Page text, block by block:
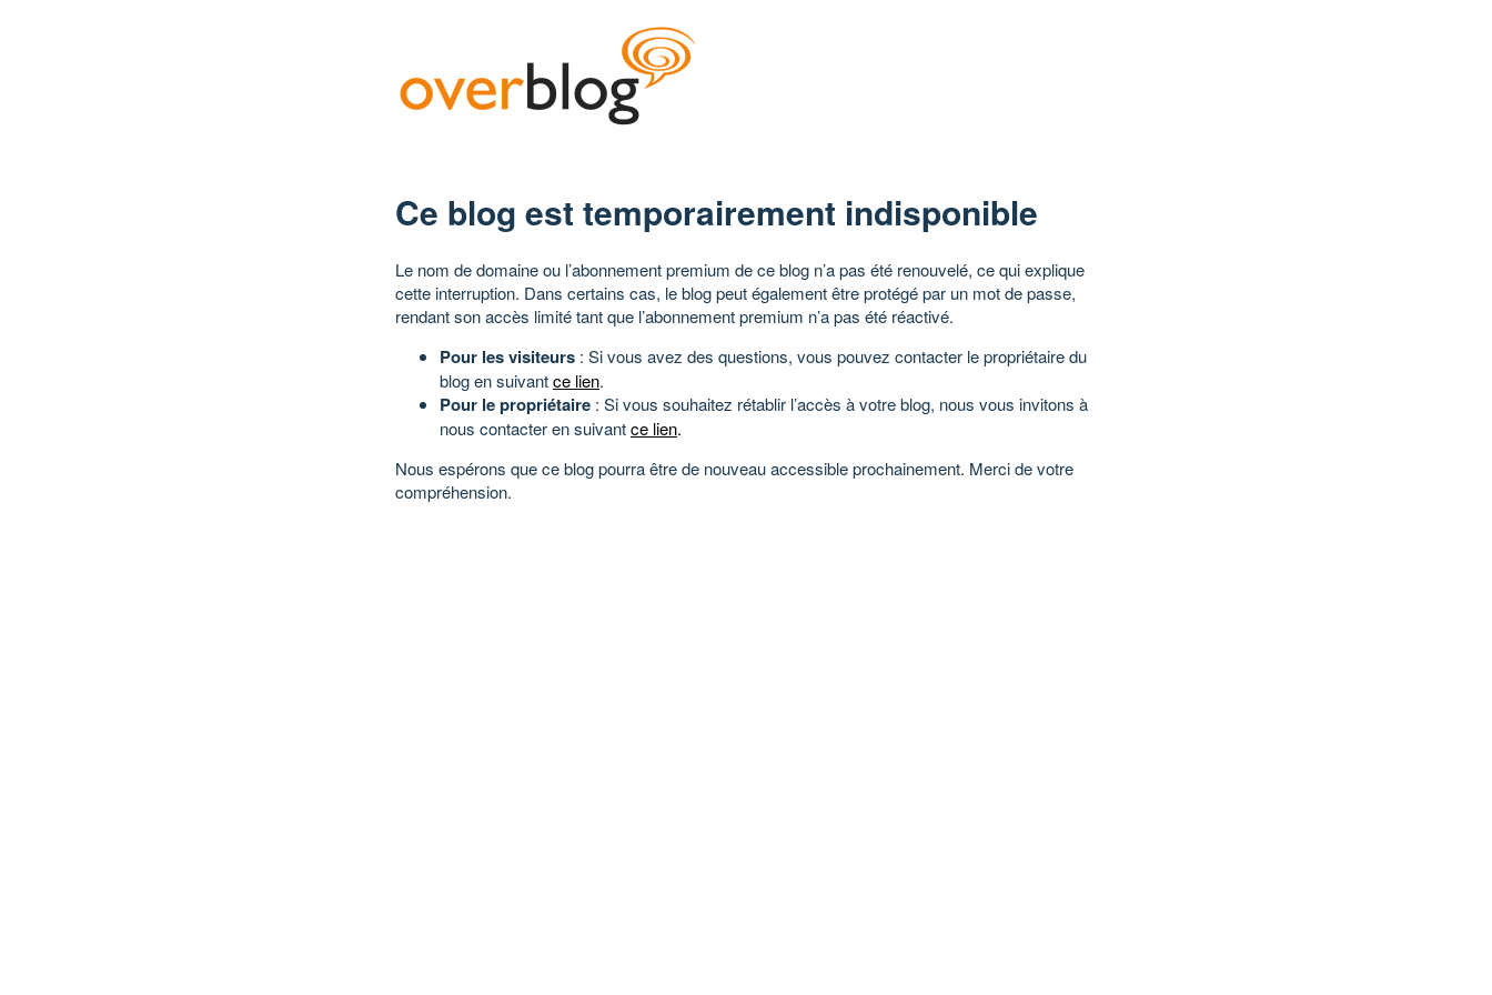
Ce blog est temporairement indisponible
Le nom de domaine ou l’abonnement premium de ce blog n’a pas été renouvelé, ce qui explique
cette interruption. Dans certains cas, le blog peut également être protégé par un mot de passe,
rendant son accès limité tant que l’abonnement premium n’a pas été réactivé.
Pour les visiteurs : Si vous avez des questions, vous pouvez contacter le propriétaire du
blog en suivantce lien.
Pour le propriétaire : Si vous souhaitez rétablir l’accès à votre blog, nous vous invitons à
nous contacter en suivantce lien.
Nous espérons que ce blog pourra être de nouveau accessible prochainement. Merci de votre
compréhension.